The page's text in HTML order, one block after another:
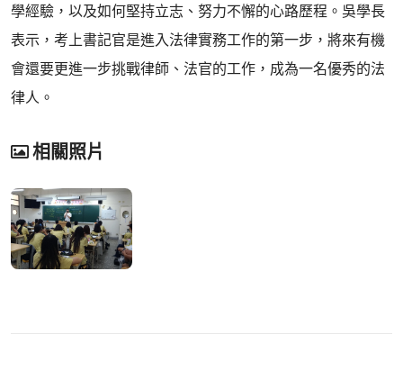
學經驗，以及如何堅持立志、努力不懈的心路歷程。吳學長
表示，考上書記官是進入法律實務工作的第一步，將來有機
會還要更進一步挑戰律師、法官的工作，成為一名優秀的法
律人。
相關照片